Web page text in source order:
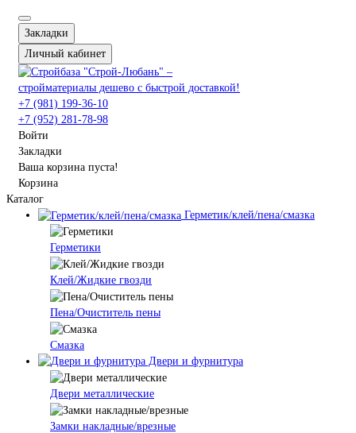
Закладки
Личный кабинет
+7 (981) 199-36-10
+7 (952) 281-78-98
Войти
Закладки
Ваша корзина пуста!
Корзина
Каталог
Герметик/клей/пена/смазка
Герметики
Клей/Жидкие гвозди
Пена/Очиститель пены
Смазка
Двери и фурнитура
Двери металлические
Замки накладные/врезные